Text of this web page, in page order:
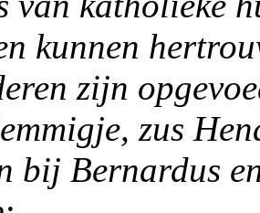
kunnen
zijn
zus
bij Bernardus